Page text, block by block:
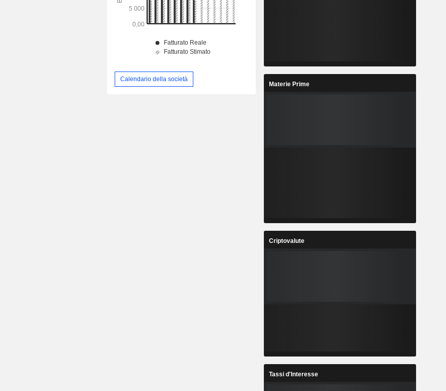
Calendario della società
Materie Prime
Criptovalute
Tassi d'Interesse